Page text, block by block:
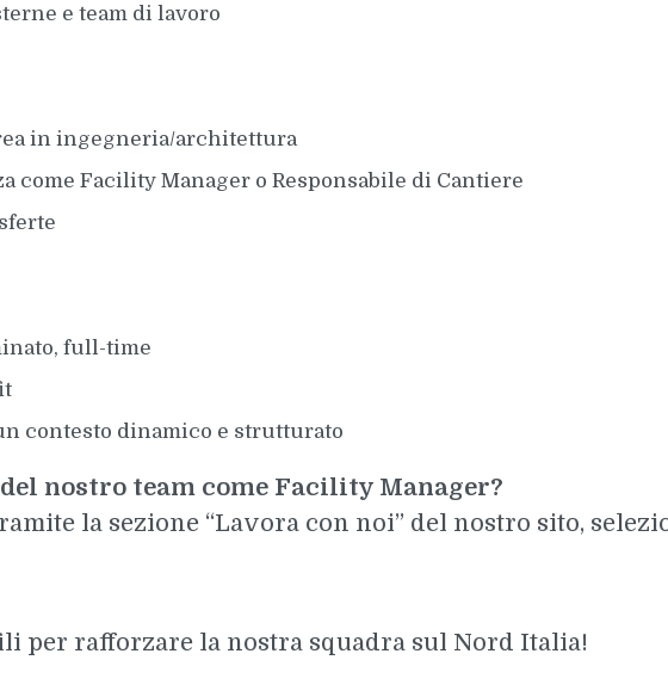
e team di lavoro
in ingegneria/architettura
come Facility Manager o Responsabile di Cantiere
full-time
contesto dinamico e strutturato
nostro team come Facility Manager?
la sezione “Lavora con noi” del nostro sito,
per rafforzare la nostra squadra sul Nord Italia!